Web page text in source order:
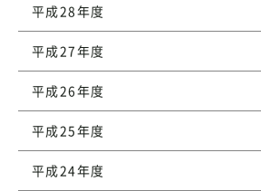
平成28年度
平成27年度
平成26年度
平成25年度
平成24年度